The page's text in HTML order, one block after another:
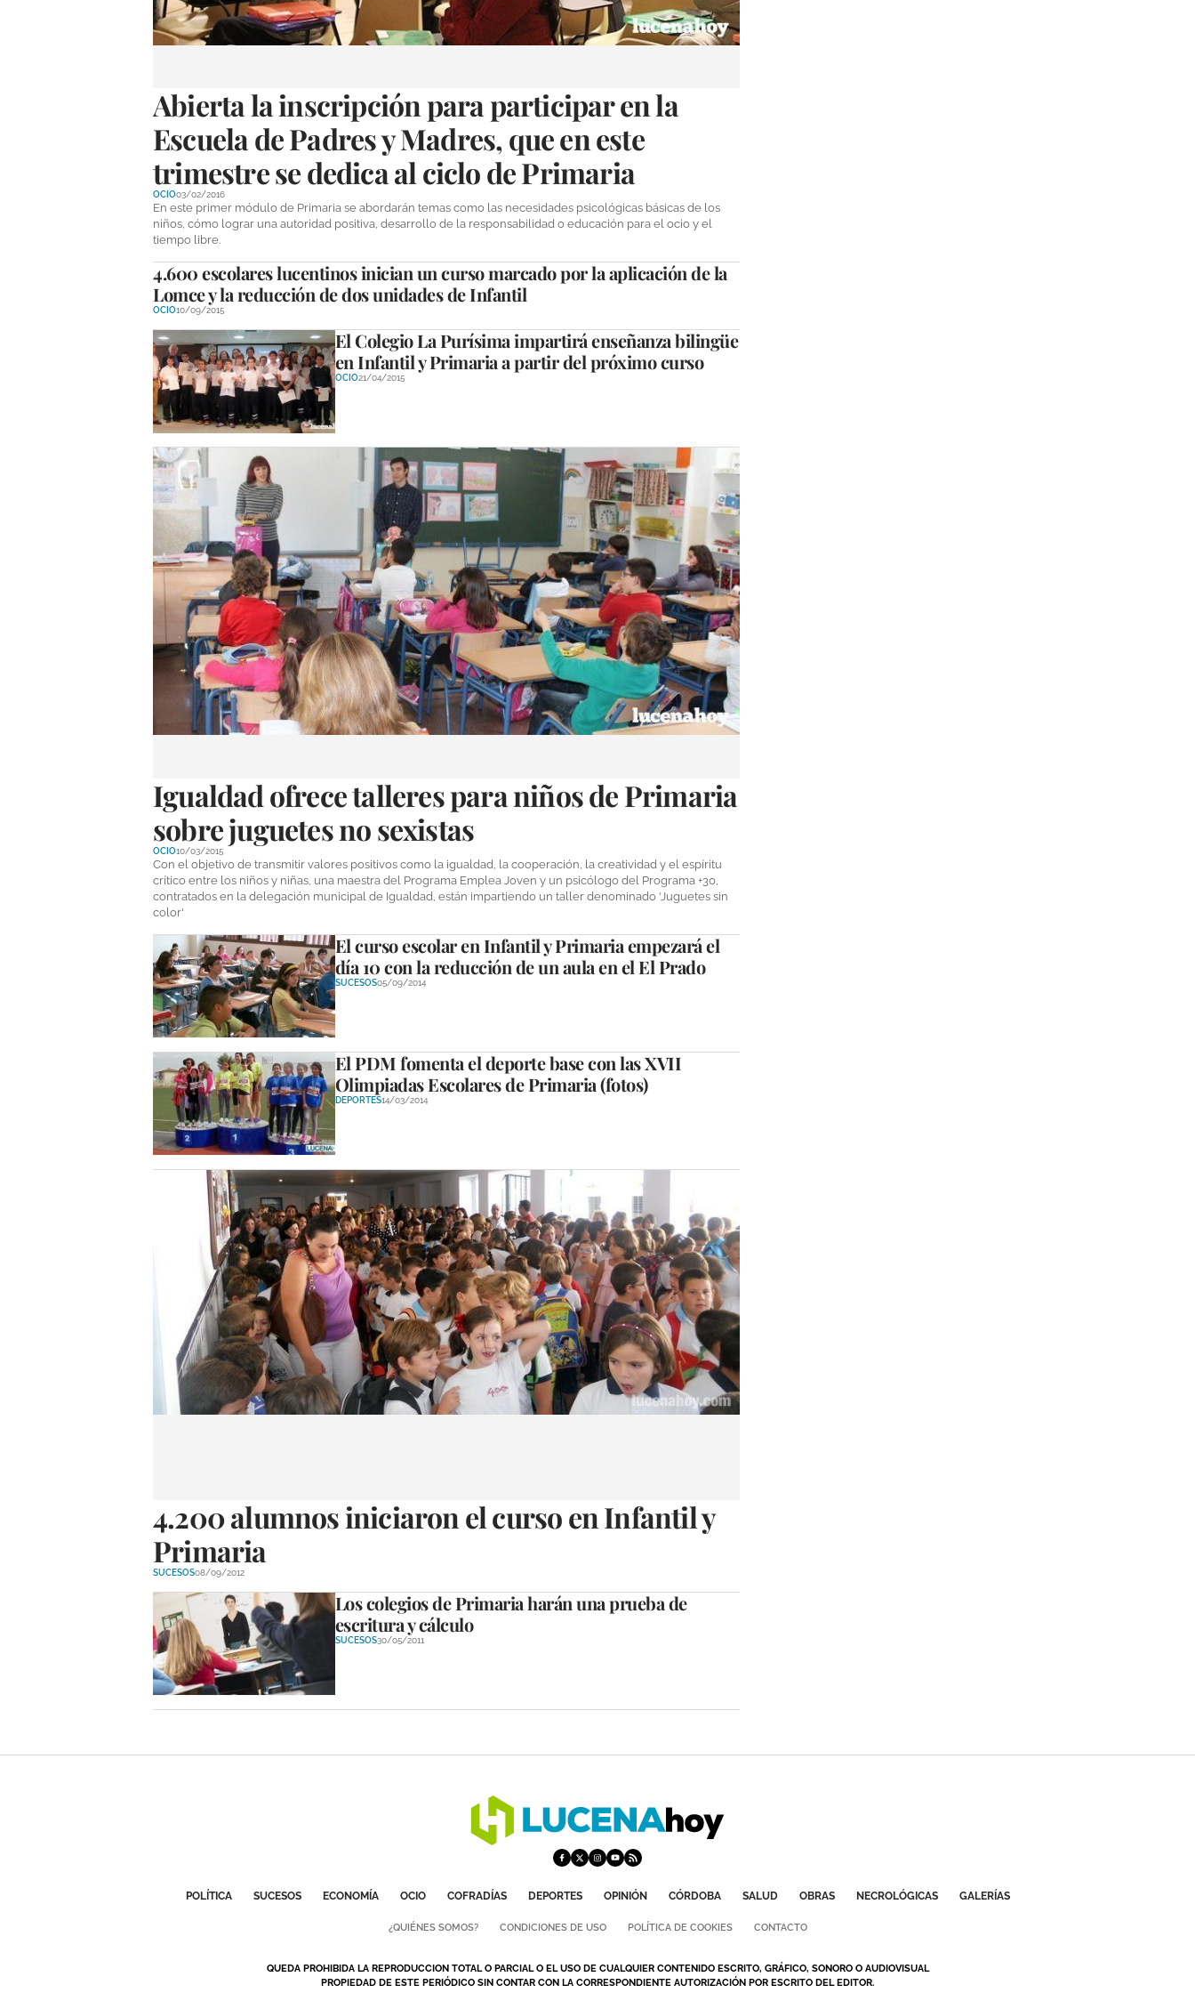
Abierta la inscripción para participar en la
Escuela de Padres y Madres, que en este
trimestre se dedica al ciclo de Primaria
OCIO03/02/2016
En este primer módulo de Primaria se abordarán temas como las necesidades psicológicas básicas de los
niños, cómo lograr una autoridad positiva, desarrollo de la responsabilidad o educación para el ocio y el
tiempo libre.
4.600 escolares lucentinos inician un curso marcado por la aplicación de la
Lomce y la reducción de dos unidades de Infantil
OCIO10/09/2015
El Colegio La Purísima impartirá enseñanza bilingüe
en Infantil y Primaria a partir del próximo curso
OCIO21/04/2015
Igualdad ofrece talleres para niños de Primaria
sobre juguetes no sexistas
OCIO10/03/2015
Con el objetivo de transmitir valores positivos como la igualdad, la cooperación, la creatividad y el espíritu
crítico entre los niños y niñas, una maestra del Programa Emplea Joven y un psicólogo del Programa +30,
contratados en la delegación municipal de Igualdad, están impartiendo un taller denominado 'Juguetes sin
color'
El curso escolar en Infantil y Primaria empezará el
día 10 con la reducción de un aula en el El Prado
SUCESOS05/09/2014
El PDM fomenta el deporte base con las XVII
Olimpiadas Escolares de Primaria (fotos)
DEPORTES14/03/2014
4.200 alumnos iniciaron el curso en Infantil y
Primaria
SUCESOS08/09/2012
Los colegios de Primaria harán una prueba de
escritura y cálculo
SUCESOS30/05/2011
POLÍTICA SUCESOS ECONOMÍA OCIO COFRADÍAS DEPORTES OPINIÓN CÓRDOBA SALUD OBRAS NECROLÓGICAS GALERÍAS
¿QUIÉNES SOMOS? CONDICIONES DE USO POLÍTICA DE COOKIES CONTACTO
QUEDA PROHIBIDA LA REPRODUCCION TOTAL O PARCIAL O EL USO DE CUALQUIER CONTENIDO ESCRITO, GRÁFICO, SONORO O AUDIOVISUAL
PROPIEDAD DE ESTE PERIÓDICO SIN CONTAR CON LA CORRESPONDIENTE AUTORIZACIÓN POR ESCRITO DEL EDITOR.